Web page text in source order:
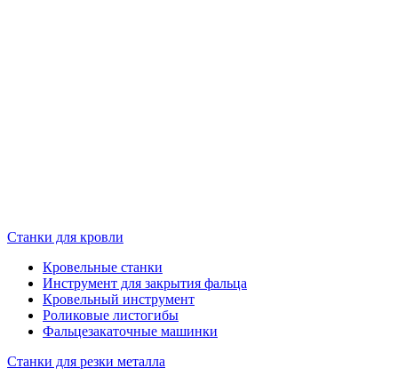
Станки для кровли
Кровельные станки
Инструмент для закрытия фальца
Кровельный инструмент
Роликовые листогибы
Фальцезакаточные машинки
Станки для резки металла